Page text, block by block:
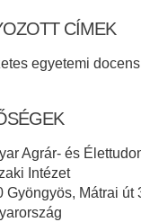
CÍMEK
egyetemi
Agrár- és
Intézet
Gyöngyös, Mátrai út